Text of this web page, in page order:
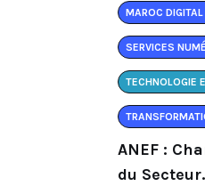
MAROC
SERVICES
TECHNOLOGIE
ANEF :
du Secteur.